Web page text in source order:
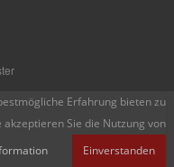
Erfahrung bieten zu
Sie die Nutzung von
Einverstanden